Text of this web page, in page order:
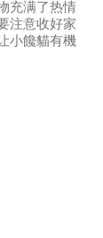
充满了热情
注意收好家
小饞貓有機